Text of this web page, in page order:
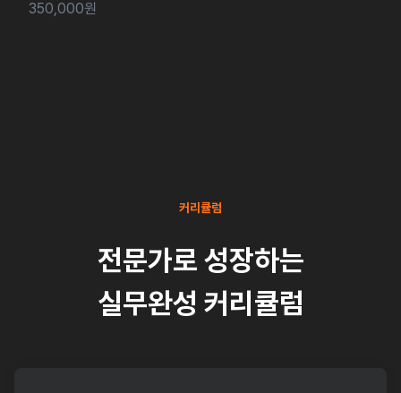
350,000원
커리큘럼
전문가로 성장하는
실무완성 커리큘럼